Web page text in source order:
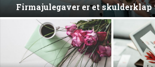
Firmajulegaver er et